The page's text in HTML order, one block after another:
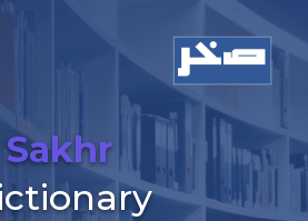
Sakhr